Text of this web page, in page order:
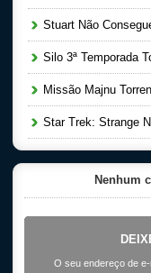
Stuart Não Consegue Salvar o
Silo 3ª Temporada
Missão Majnu
Star Trek: Strange New
Nenhum
O seu endereço de